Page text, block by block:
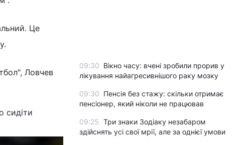
Це
Ловчев
сидіти
09:30 Вікно часу: вчені зробили прорив у
лікування найагресивнішого раку мозку
09:30 Пенсія без стажу: скільки отримає
пенсіонер, який ніколи не працював
09:25 Три знаки Зодіаку незабаром
здійснять усі свої мрії, але за однієї умови